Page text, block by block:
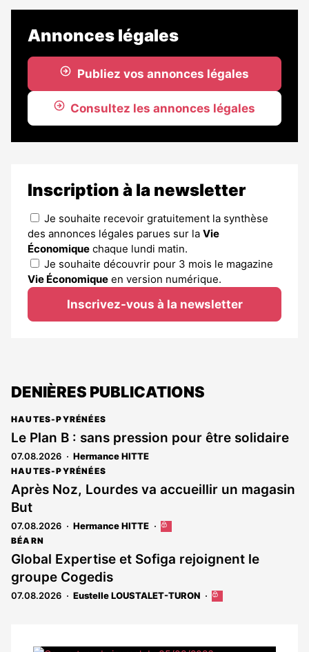
Annonces légales
Publiez vos annonces légales
Consultez les annonces légales
Inscription à la newsletter
Je souhaite recevoir gratuitement la synthèse
des annonces légales parues sur la Vie
Économique chaque lundi matin.
Je souhaite découvrir pour 3 mois le magazine
Vie Économique en version numérique.
Inscrivez-vous à la newsletter
DENIÈRES PUBLICATIONS
HAUTES-PYRÉNÉES
Le Plan B : sans pression pour être solidaire
07.08.2026 Hermance HITTE
HAUTES-PYRÉNÉES
Après Noz, Lourdes va accueillir un magasin
But
07.08.2026 Hermance HITTE
Cet
réservé
abonnés
BÉARN
Global Expertise et Sofiga rejoignent le
groupe Cogedis
07.08.2026 Eustelle LOUSTALET-TURON
Cet
aux